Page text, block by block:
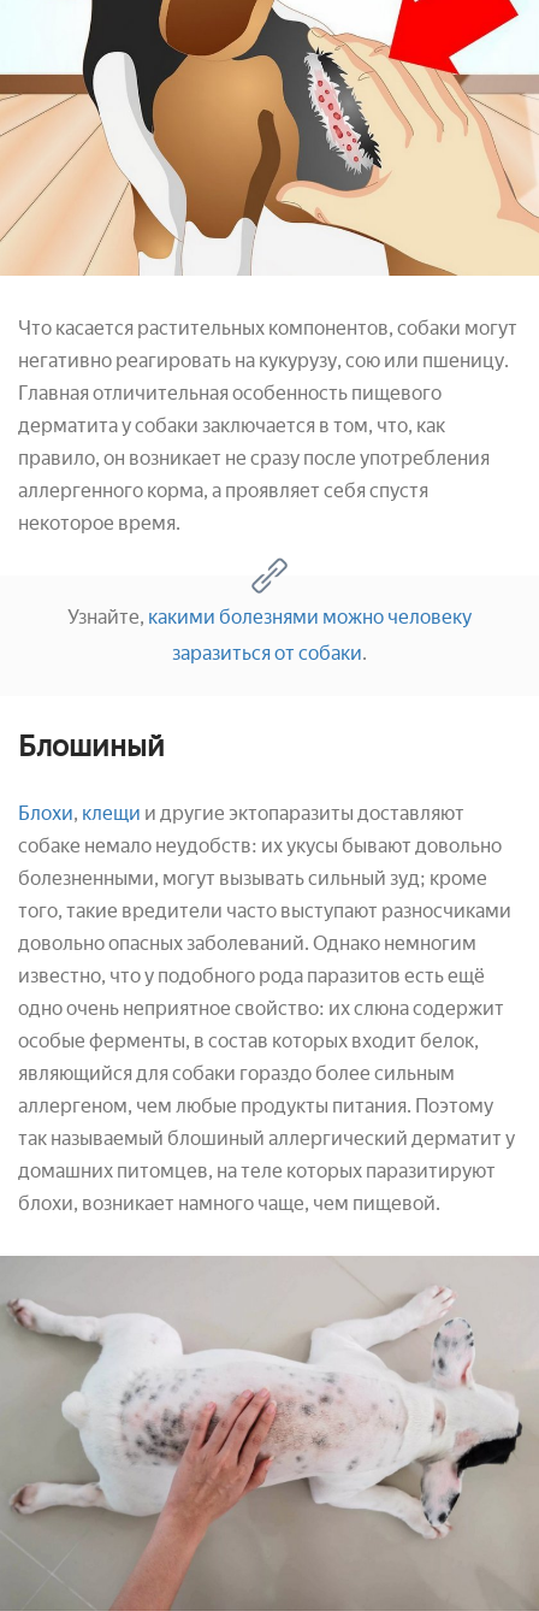
Что касается растительных компонентов, собаки могут
негативно реагировать на кукурузу, сою или пшеницу.
Главная отличительная особенность пищевого
дерматита у собаки заключается в том, что, как
правило, он возникает не сразу после употребления
аллергенного корма, а проявляет себя спустя
некоторое время.
Узнайте, какими болезнями можно человеку
заразиться от собаки.
Блошиный
Блохи, клещи и другие эктопаразиты доставляют
собаке немало неудобств: их укусы бывают довольно
болезненными, могут вызывать сильный зуд; кроме
того, такие вредители часто выступают разносчиками
довольно опасных заболеваний. Однако немногим
известно, что у подобного рода паразитов есть ещё
одно очень неприятное свойство: их слюна содержит
особые ферменты, в состав которых входит белок,
являющийся для собаки гораздо более сильным
аллергеном, чем любые продукты питания. Поэтому
так называемый блошиный аллергический дерматит у
домашних питомцев, на теле которых паразитируют
блохи, возникает намного чаще, чем пищевой.